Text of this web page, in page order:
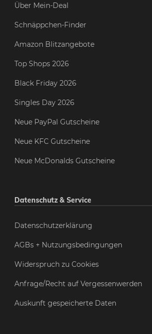
Über Mein-Deal
Schnäppchen-Finder
Amazon Blitzangebote
Top Shops 2026
Black Friday 2026
Singles Day 2026
Neue PayPal Gutscheine
Neue KFC Gutscheine
Neue McDonalds Gutscheine
Datenschutz & Service
Datenschutzerklärung
AGBs + Nutzungsbedingungen
Widerspruch zu Cookies
Anfrage/Recht auf Vergessenwerden
Auskunft gespeicherte Daten